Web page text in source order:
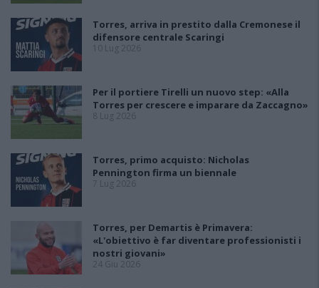
Torres, arriva in prestito dalla Cremonese il
difensore centrale Scaringi
10 Lug 2026
Per il portiere Tirelli un nuovo step: «Alla
Torres per crescere e imparare da Zaccagno»
8 Lug 2026
Torres, primo acquisto: Nicholas
Pennington firma un biennale
7 Lug 2026
Torres, per Demartis è Primavera:
«L'obiettivo è far diventare professionisti i
nostri giovani»
24 Giu 2026